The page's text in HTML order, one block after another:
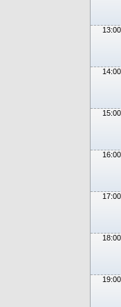
13:00
14:00
15:00
16:00
17:00
18:00
19:00